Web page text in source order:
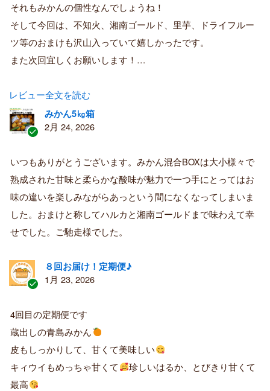
者
それもみかんの個性なんでしょうね！
そして今回は、不知火、湘南ゴールド、里芋、ドライフルー
ツ等のおまけも沢山入っていて嬉しかったです。
また次回宜しくお願いします！…
レビュー全文を読む
証
済
み
購
者
みかん5㎏箱
2月 24, 2026
いつもありがとうございます。みかん混合BOXは大小様々で
熟成された甘味と柔らかな酸味が魅力で一つ手にとってはお
味の違いを楽しみながらあっという間になくなってしまいま
した。おまけと称してハルカと湘南ゴールドまで味わえて幸
せでした。ご馳走様でした。
証
済
み
購
者
８回お届け！定期便♪
1月 23, 2026
4回目の定期便です
蔵出しの青島みかん
皮もしっかりして、甘くて美味しい
キィウイもめっちゃ甘くて
珍しいはるか、とびきり甘くて
最高